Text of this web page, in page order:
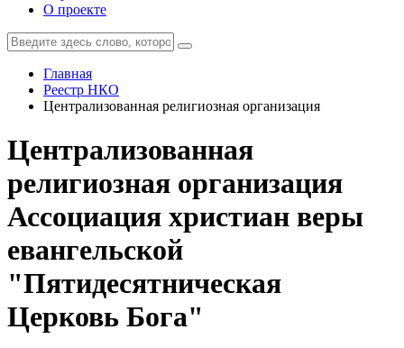
О проекте
Главная
Реестр НКО
Централизованная религиозная организация
Централизованная
религиозная организация
Ассоциация христиан веры
евангельской
"Пятидесятническая
Церковь Бога"